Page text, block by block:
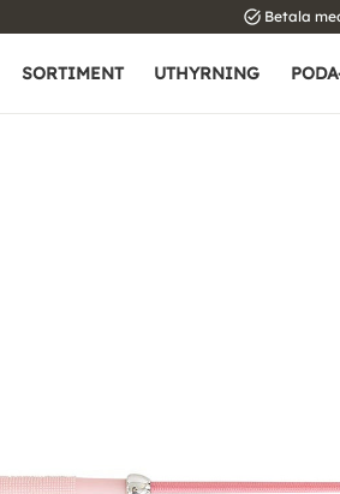
task_alt Betala
SORTIMENT UTHYRNING